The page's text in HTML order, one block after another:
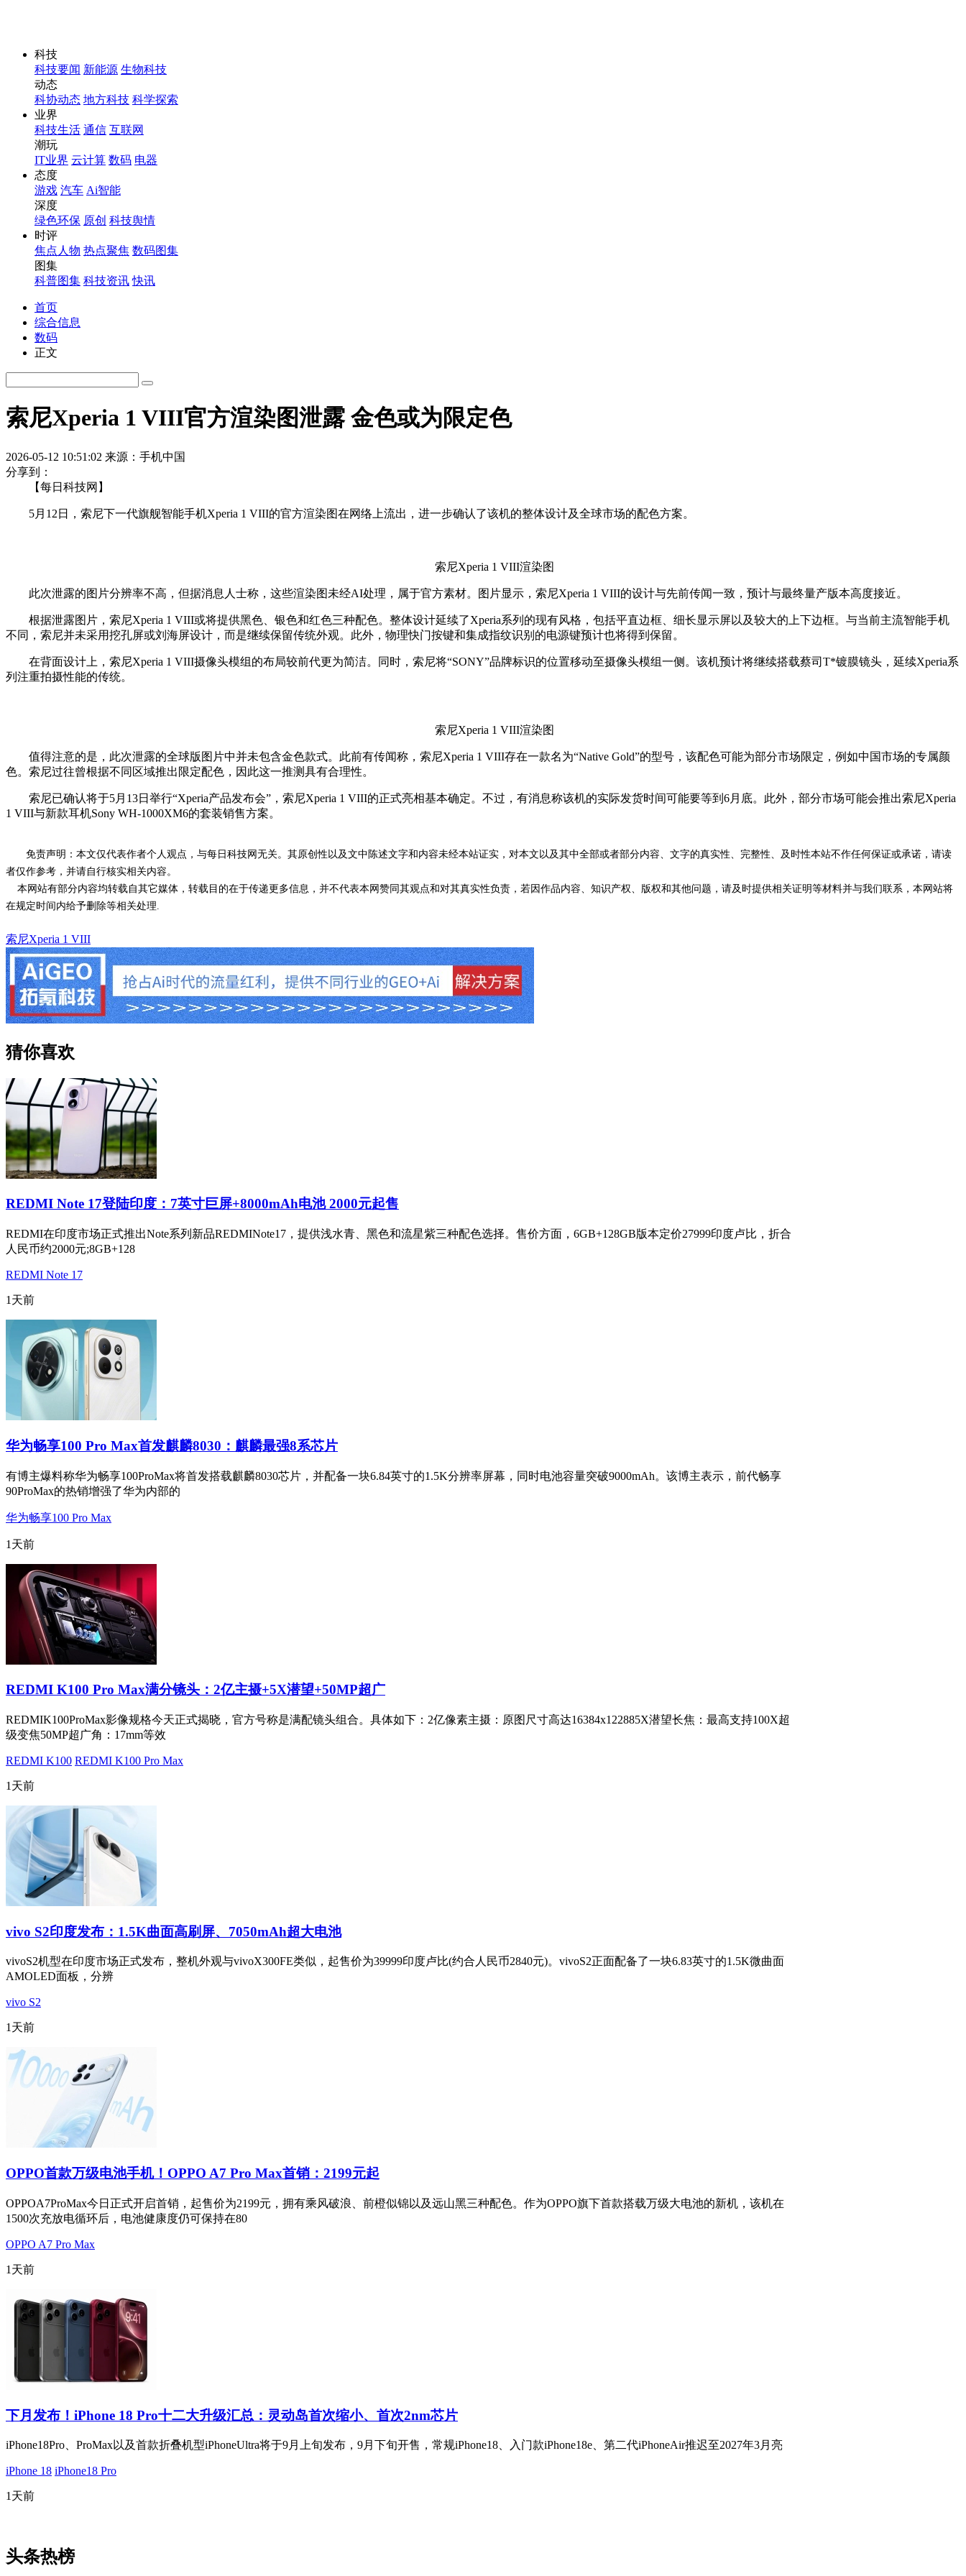
科技
科技要闻 新能源 生物科技
动态
科协动态 地方科技 科学探索
业界
科技生活 通信 互联网
潮玩
IT业界 云计算 数码 电器
态度
游戏 汽车 Ai智能
深度
绿色环保 原创 科技舆情
时评
焦点人物 热点聚焦 数码图集
图集
科普图集 科技资讯 快讯
首页
综合信息
数码
正文
索尼Xperia 1 VIII官方渲染图泄露 金色或为限定色
2026-05-12 10:51:02 来源：手机中国
分享到：
【每日科技网】
5月12日，索尼下一代旗舰智能手机Xperia 1 VIII的官方渲染图在网络上流出，进一步确认了该机的整体设计及全球市场的配色方案。
索尼Xperia 1 VIII渲染图
此次泄露的图片分辨率不高，但据消息人士称，这些渲染图未经AI处理，属于官方素材。图片显示，索尼Xperia 1 VIII的设计与先前传闻一致，预计与最终量产版本高度接近。
根据泄露图片，索尼Xperia 1 VIII或将提供黑色、银色和红色三种配色。整体设计延续了Xperia系列的现有风格，包括平直边框、细长显示屏以及较大的上下边框。与当前主流智能手机
不同，索尼并未采用挖孔屏或刘海屏设计，而是继续保留传统外观。此外，物理快门按键和集成指纹识别的电源键预计也将得到保留。
在背面设计上，索尼Xperia 1 VIII摄像头模组的布局较前代更为简洁。同时，索尼将“SONY”品牌标识的位置移动至摄像头模组一侧。该机预计将继续搭载蔡司T*镀膜镜头，延续Xperia系
列注重拍摄性能的传统。
索尼Xperia 1 VIII渲染图
值得注意的是，此次泄露的全球版图片中并未包含金色款式。此前有传闻称，索尼Xperia 1 VIII存在一款名为“Native Gold”的型号，该配色可能为部分市场限定，例如中国市场的专属颜
色。索尼过往曾根据不同区域推出限定配色，因此这一推测具有合理性。
索尼已确认将于5月13日举行“Xperia产品发布会”，索尼Xperia 1 VIII的正式亮相基本确定。不过，有消息称该机的实际发货时间可能要等到6月底。此外，部分市场可能会推出索尼Xperia
1 VIII与新款耳机Sony WH-1000XM6的套装销售方案。
免责声明：本文仅代表作者个人观点，与每日科技网无关。其原创性以及文中陈述文字和内容未经本站证实，对本文以及其中全部或者部分内容、文字的真实性、完整性、及时性本站不作任何保证或承诺，请读
者仅作参考，并请自行核实相关内容。
本网站有部分内容均转载自其它媒体，转载目的在于传递更多信息，并不代表本网赞同其观点和对其真实性负责，若因作品内容、知识产权、版权和其他问题，请及时提供相关证明等材料并与我们联系，本网站将
在规定时间内给予删除等相关处理.
索尼Xperia 1 VIII
猜你喜欢
REDMI Note 17登陆印度：7英寸巨屏+8000mAh电池 2000元起售
REDMI在印度市场正式推出Note系列新品REDMINote17，提供浅水青、黑色和流星紫三种配色选择。售价方面，6GB+128GB版本定价27999印度卢比，折合
人民币约2000元;8GB+128
REDMI Note 17
1天前
华为畅享100 Pro Max首发麒麟8030：麒麟最强8系芯片
有博主爆料称华为畅享100ProMax将首发搭载麒麟8030芯片，并配备一块6.84英寸的1.5K分辨率屏幕，同时电池容量突破9000mAh。该博主表示，前代畅享
90ProMax的热销增强了华为内部的
华为畅享100 Pro Max
1天前
REDMI K100 Pro Max满分镜头：2亿主摄+5X潜望+50MP超广
REDMIK100ProMax影像规格今天正式揭晓，官方号称是满配镜头组合。具体如下：2亿像素主摄：原图尺寸高达16384x122885X潜望长焦：最高支持100X超
级变焦50MP超广角：17mm等效
REDMI K100 REDMI K100 Pro Max
1天前
vivo S2印度发布：1.5K曲面高刷屏、7050mAh超大电池
vivoS2机型在印度市场正式发布，整机外观与vivoX300FE类似，起售价为39999印度卢比(约合人民币2840元)。vivoS2正面配备了一块6.83英寸的1.5K微曲面
AMOLED面板，分辨
vivo S2
1天前
OPPO首款万级电池手机！OPPO A7 Pro Max首销：2199元起
OPPOA7ProMax今日正式开启首销，起售价为2199元，拥有乘风破浪、前橙似锦以及远山黑三种配色。作为OPPO旗下首款搭载万级大电池的新机，该机在
1500次充放电循环后，电池健康度仍可保持在80
OPPO A7 Pro Max
1天前
下月发布！iPhone 18 Pro十二大升级汇总：灵动岛首次缩小、首次2nm芯片
iPhone18Pro、ProMax以及首款折叠机型iPhoneUltra将于9月上旬发布，9月下旬开售，常规iPhone18、入门款iPhone18e、第二代iPhoneAir推迟至2027年3月亮
iPhone 18 iPhone18 Pro
1天前
头条热榜